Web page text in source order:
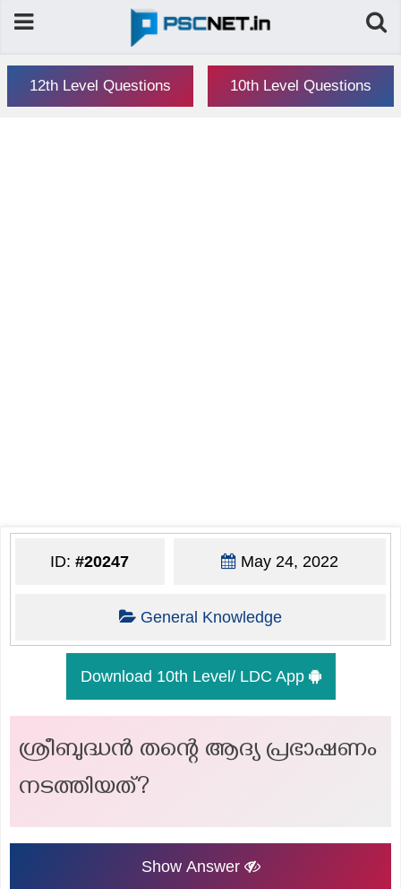
12th Level Questions 10th Level Questions
ID:#20247 May 24, 2022
General Knowledge
Download 10th Level/ LDC App
ശ്രീബുദ്ധൻ തന്റെ ആദ്യ പ്രഭാഷണം
നടത്തിയത്?
Show Answer